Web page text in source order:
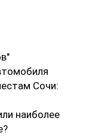
Сочи:
наиболее